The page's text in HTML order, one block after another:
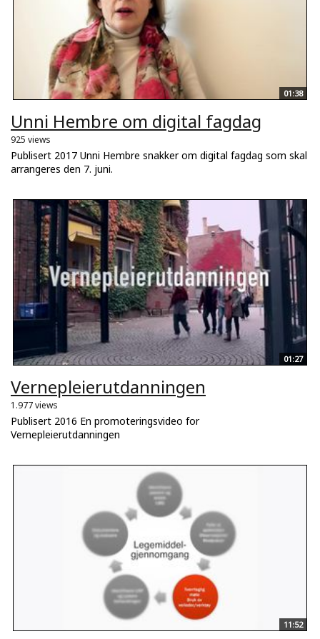
01:38
Unni Hembre om digital fagdag
925 views
Publisert 2017 Unni Hembre snakker om digital fagdag som skal
arrangeres den 7. juni.
01:27
Vernepleierutdanningen
1.977 views
Publisert 2016 En promoteringsvideo for
Vernepleierutdanningen
11:52